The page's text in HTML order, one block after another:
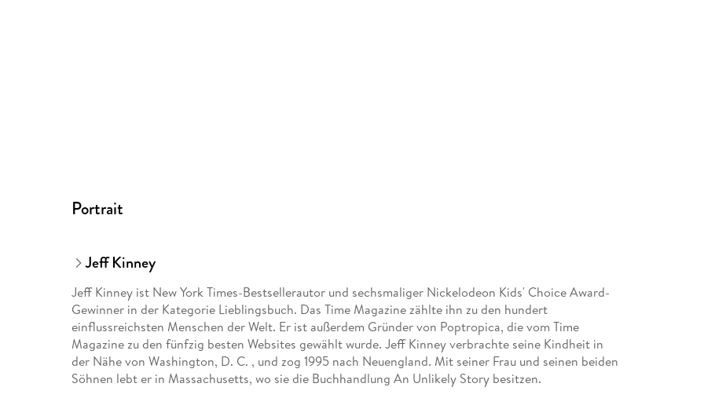
Portrait
Jeff Kinney
Jeff Kinney ist New York Times-Bestsellerautor und sechsmaliger Nickelodeon Kids' Choice Award-
Gewinner in der Kategorie Lieblingsbuch. Das Time Magazine zählte ihn zu den hundert
einflussreichsten Menschen der Welt. Er ist außerdem Gründer von Poptropica, die vom Time
Magazine zu den fünfzig besten Websites gewählt wurde. Jeff Kinney verbrachte seine Kindheit in
der Nähe von Washington, D. C. , und zog 1995 nach Neuengland. Mit seiner Frau und seinen beiden
Söhnen lebt er in Massachusetts, wo sie die Buchhandlung An Unlikely Story besitzen.